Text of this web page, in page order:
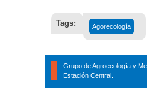
Tags: Agorecología
Grupo de Agroecología y
Estación Central.